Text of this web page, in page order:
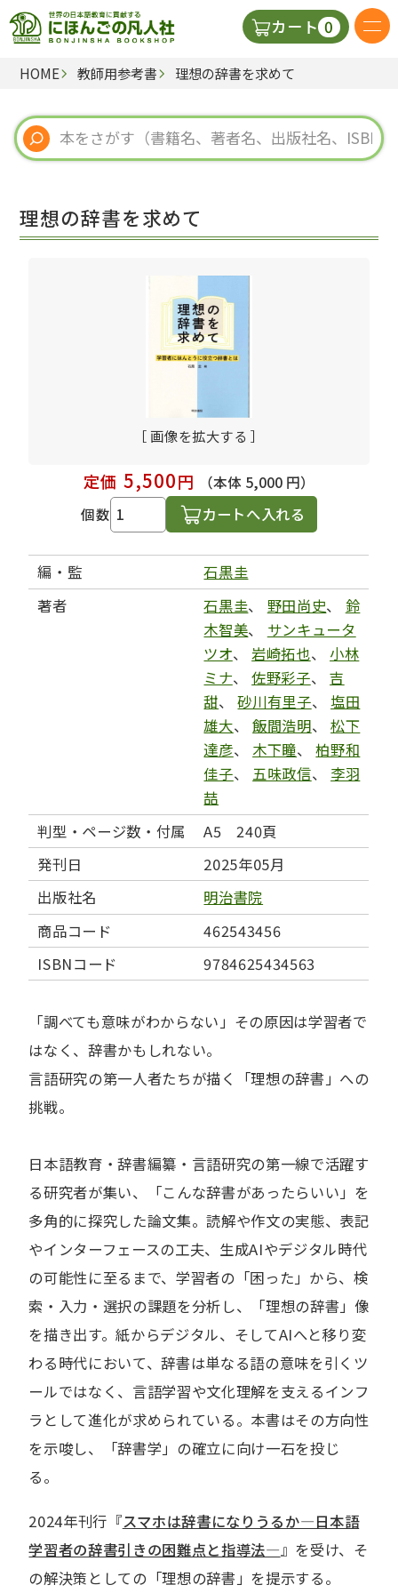
カート 0
日本語の教科書
視聴覚・補助教材
HOME 教師用参考書 理想の辞書を求めて
理想の辞書を求めて
［ 画像を拡大する ］
定価 5,500円
（本体 5,000 円）
個数
カートへ入れる
編・監
石黒圭
著者
石黒圭、 野田尚史、 鈴
木智美、 サンキュータ
ツオ、岩崎拓也、 小林
ミナ、佐野彩子、吉
甜、砂川有里子、塩田
雄大、飯間浩明、松下
達彦、 木下瞳、柏野和
佳子、 五味政信、 李羽
喆
判型・ページ数・付属
A5 240頁
発刊日
2025年05月
出版社名
明治書院
商品コード
462543456
ISBNコード
9784625434563
「調べても意味がわからない」その原因は学習者で
はなく、辞書かもしれない。
言語研究の第一人者たちが描く「理想の辞書」への
挑戦。
日本語教育・辞書編纂・言語研究の第一線で活躍す
る研究者が集い、「こんな辞書があったらいい」を
多角的に探究した論文集。読解や作文の実態、表記
やインターフェースの工夫、生成AIやデジタル時代
の可能性に至るまで、学習者の「困った」から、検
索・入力・選択の課題を分析し、「理想の辞書」像
を描き出す。紙からデジタル、そしてAIへと移り変
わる時代において、辞書は単なる語の意味を引くツ
ールではなく、言語学習や文化理解を支えるインフ
ラとして進化が求められている。本書はその方向性
を示唆し、「辞書学」の確立に向け一石を投じ
る。
2024年刊行『スマホは辞書になりうるか―日本語
学習者の辞書引きの困難点と指導法―』を受け、そ
の解決策としての「理想の辞書」を提示する。